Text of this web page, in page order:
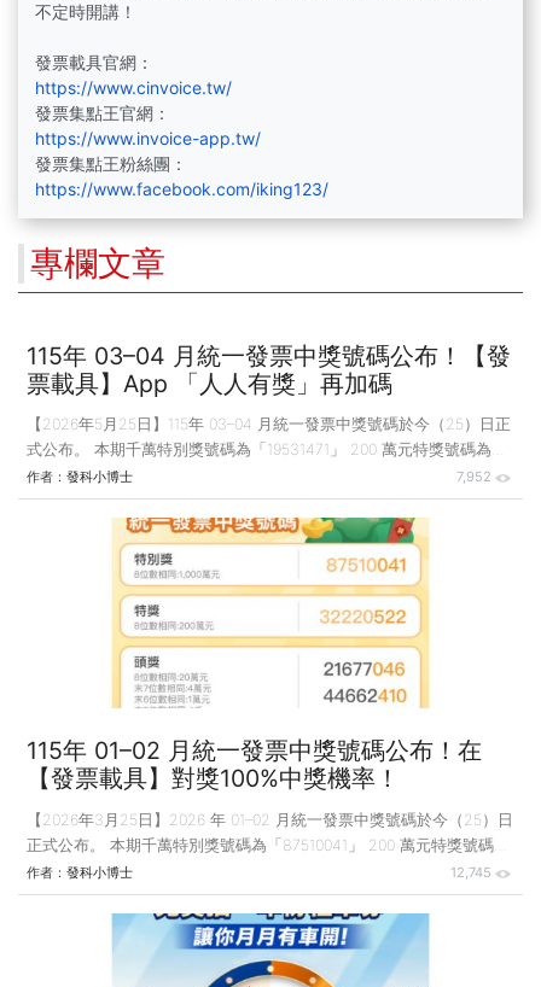
不定時開講！
發票載具官網：
https://www.cinvoice.tw/
發票集點王官網：
https://www.invoice-app.tw/
發票集點王粉絲團：
https://www.facebook.com/iking123/
專欄文章
115年 03–04 月統一發票中獎號碼公布！【發
票載具】App 「人人有獎」再加碼
【2026年5月25日】115年 03–04 月統一發票中獎號碼於今（25）日正
式公布。 本期千萬特別獎號碼為「19531471」 200 萬元特獎號碼為
「85941329」 三組 20 萬元頭獎分別為「07225810」、
「20231230」、「83518781」。 民眾可自2026年6月6日至2026年9
月5日止兌領獎金。 除了財政部例行開獎外，CMoney【發票載具】
App 也同步推出「人人有獎」加碼活動。 即使發票未中獎，用戶仍可
參與抽獎，享受「不中也能翻身」的驚喜體驗。 📢03-04月統一發票
中獎號碼出爐！ 中獎號碼
作者： 發科小博士 7,952
115年 01–02 月統一發票中獎號碼公布！在
【發票載具】對獎100%中獎機率！
【2026年3月25日】2026 年 01–02 月統一發票中獎號碼於今（25）日
正式公布。 本期千萬特別獎號碼為「87510041」 200 萬元特獎號碼為
「32220522」 三組 20 萬元頭獎分別為「21677046」、
「44662410」、「31262513」。 民眾可自2026年4月6日至2026年7
月5日止兌領獎金。 除了財政部例行開獎外，CMoney【發票載具】
App 也同步推出「人人有獎」加碼活動。 即使發票未中獎，用戶仍可
參與抽獎，享受「不中也能翻身」的驚喜體驗。 📢01-02月統一發票中
作者： 發科小博士 12,745